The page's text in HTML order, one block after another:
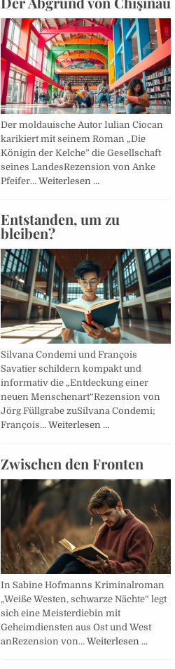
Der moldauische Autor Iulian Ciocan
karikiert mit seinem Roman „Die
Königin der Kelche” die Gesellschaft
seines LandesRezension von Anke
Pfeifer… Weiterlesen …
Entstanden, um zu
bleiben?
Silvana Condemi und François
Savatier schildern kompakt und
informativ die „Entdeckung einer
neuen Menschenart“Rezension von
Jörg Füllgrabe zuSilvana Condemi;
François… Weiterlesen …
Zwischen den Fronten
In Sabine Hofmanns Kriminalroman
„Weiße Westen, schwarze Nächte“ legt
sich eine Meisterdiebin mit
Geheimdiensten aus Ost und West
anRezension von… Weiterlesen …